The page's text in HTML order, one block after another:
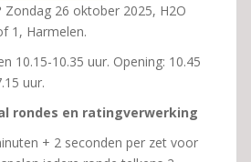
Zondag 26 oktober 2025, H2O
1, Harmelen.
10.15-10.35 uur. Opening: 10.45
uur.
rondes en ratingverwerking
+ 2 seconden per zet voor